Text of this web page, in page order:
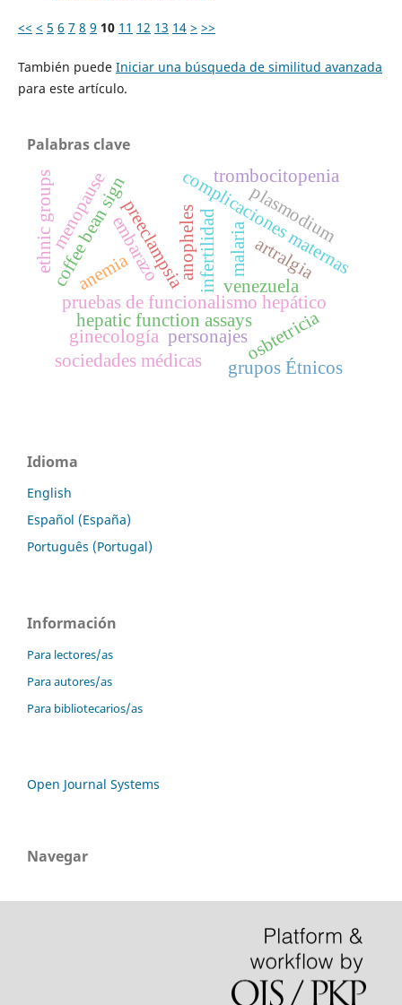
<< < 5 6 7 8 9 10 11 12 13 14 > >>
También puede Iniciar una búsqueda de similitud avanzada
para este artículo.
Palabras clave
pruebas de funcionalismo hepático
complicaciones maternas
preeclampsia
hepatic function assays
coffee bean sign malaria
plasmodium
anopheles
embarazo
personajes
sociedades médicas
osbtetricia
ginecología
venezuela
trombocitopenia
anemia artralgia
grupos Étnicos
menopause
ethnic groups infertilidad
Idioma
English
Español (España)
Português (Portugal)
Información
Para lectores/as
Para autores/as
Para bibliotecarios/as
Open Journal Systems
Navegar